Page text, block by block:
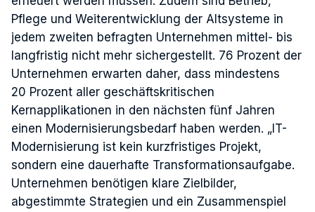
Pflege und Weiterentwicklung der Altsysteme in
jedem zweiten befragten Unternehmen mittel- bis
langfristig nicht mehr sichergestellt. 76 Prozent der
Unternehmen erwarten daher, dass mindestens
20 Prozent aller geschäftskritischen
Kernapplikationen in den nächsten fünf Jahren
einen Modernisierungsbedarf haben werden. „IT-
Modernisierung ist kein kurzfristiges Projekt,
sondern eine dauerhafte Transformationsaufgabe.
Unternehmen benötigen klare Zielbilder,
abgestimmte Strategien und ein Zusammenspiel